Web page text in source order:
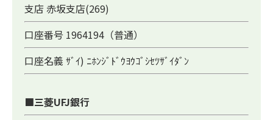
支店 赤坂支店(269)
口座番号 1964194（普通）
口座名義 ｻﾞｲ) ﾆﾎﾝｼﾞﾄﾞｳﾖｳｺﾞｼｾﾂｻﾞｲﾀﾞﾝ
■三菱UFJ銀行